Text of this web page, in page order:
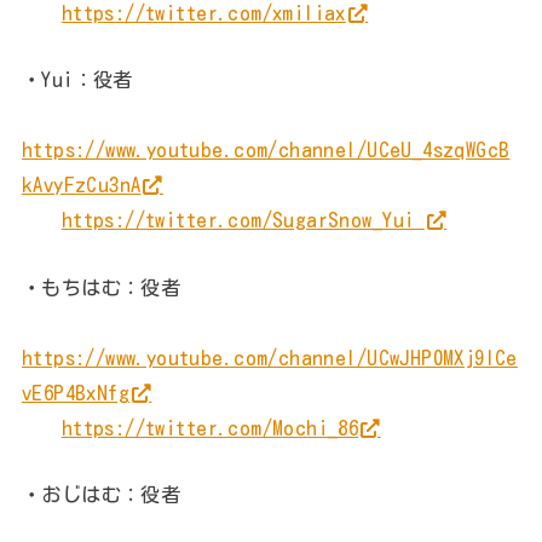
https://twitter.com/xmiliax
・Yui：役者
https://www.youtube.com/channel/UCeU_4szqWGcB
kAvyFzCu3nA
https://twitter.com/SugarSnow_Yui
・もちはむ：役者
https://www.youtube.com/channel/UCwJHP0MXj9ICe
vE6P4BxNfg
https://twitter.com/Mochi_86
・おじはむ：役者